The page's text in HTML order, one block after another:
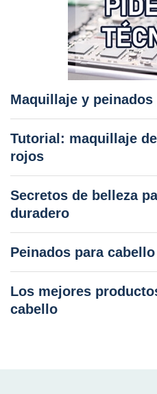
Maquillaje y peinados
Tutorial: maquillaje
rojos
Secretos de belleza
duradero
Peinados para
Los mejores
cabello